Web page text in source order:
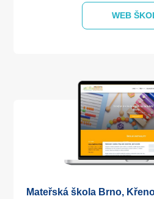
WEB
Mateřská škola Brno,